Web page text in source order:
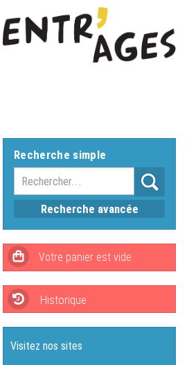
Recherche simple
Recherche avancée
Historique
Visitez nos sites